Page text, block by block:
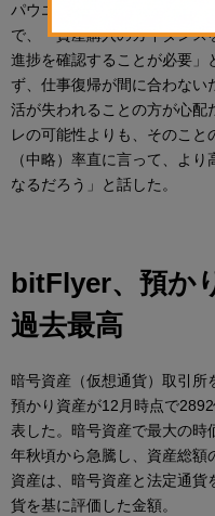
パウエル議長は「テーパリン
で、「資産購入のガイダンス
進捗を確認することが必要」
ず、仕事復帰が間に合わない
活が失われることの方が心配
レの可能性よりも、そのこと
（中略）率直に言って、よ
なるだろう」と話した。
bitFlyer、預か
過去最高
暗号資産（仮想通貨）取引
預かり資産が12月時点で
表した。暗号資産で最大の時
年秋頃から急騰し、資産総額
資産は、暗号資産と法定通貨
貨を基に評価した金額。